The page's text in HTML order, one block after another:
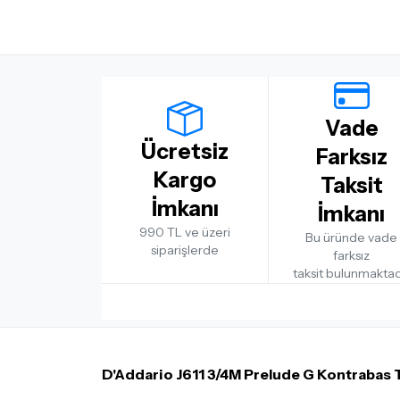
Ücretsiz
Kargo
İmkanı
990 TL ve üzeri
siparişlerde
Vade
Farksız
Taksit
İmkanı
Bu üründe vade
farksız
taksit
D'Addario J611 3/4M Prelude G Kontrabas